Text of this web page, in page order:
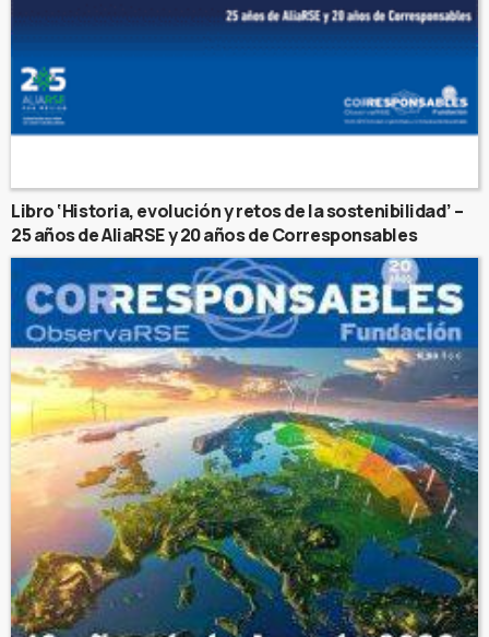
Libro ‘Historia, evolución y retos de la sostenibilidad’ –
25 años de AliaRSE y 20 años de Corresponsables